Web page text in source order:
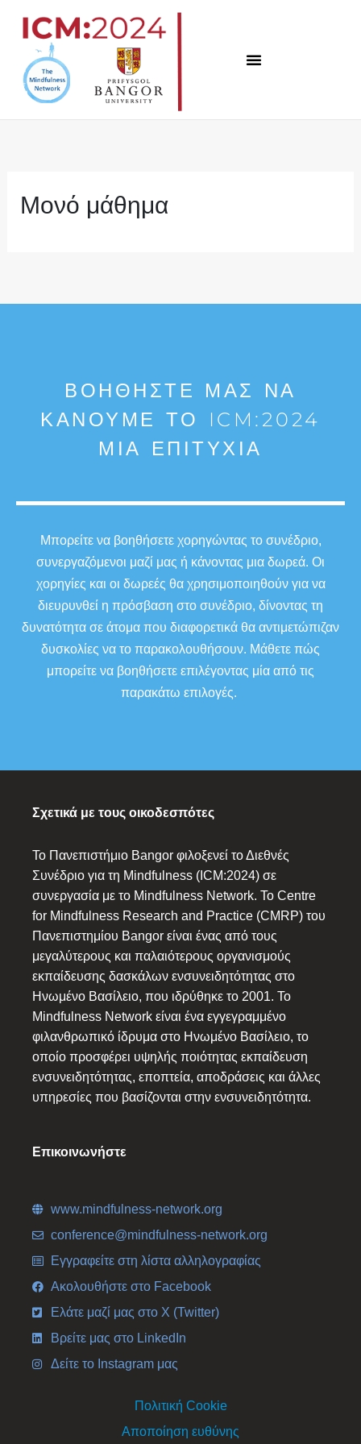
περιεχόμενο
Μονό μάθημα
ΒΟΗΘΉΣΤΕ ΜΑΣ ΝΑ
ΚΆΝΟΥΜΕ ΤΟ ICM:2024
ΜΙΑ ΕΠΙΤΥΧΊΑ
Μπορείτε να βοηθήσετε χορηγώντας το συνέδριο,
συνεργαζόμενοι μαζί μας ή κάνοντας μια δωρεά. Οι
χορηγίες και οι δωρεές θα χρησιμοποιηθούν για να
διευρυνθεί η πρόσβαση στο συνέδριο, δίνοντας τη
δυνατότητα σε άτομα που διαφορετικά θα αντιμετώπιζαν
δυσκολίες να το παρακολουθήσουν. Μάθετε πώς
μπορείτε να βοηθήσετε επιλέγοντας μία από τις
παρακάτω επιλογές.
Σχετικά με τους οικοδεσπότες
Το Πανεπιστήμιο Bangor φιλοξενεί το Διεθνές
Συνέδριο για τη Mindfulness (ICM:2024) σε
συνεργασία με το Mindfulness Network. Το Centre
for Mindfulness Research and Practice (CMRP) του
Πανεπιστημίου Bangor είναι ένας από τους
μεγαλύτερους και παλαιότερους οργανισμούς
εκπαίδευσης δασκάλων ενσυνειδητότητας στο
Ηνωμένο Βασίλειο, που ιδρύθηκε το 2001. Το
Mindfulness Network είναι ένα εγγεγραμμένο
φιλανθρωπικό ίδρυμα στο Ηνωμένο Βασίλειο, το
οποίο προσφέρει υψηλής ποιότητας εκπαίδευση
ενσυνειδητότητας, εποπτεία, αποδράσεις και άλλες
υπηρεσίες που βασίζονται στην ενσυνειδητότητα.
Επικοινωνήστε
www.mindfulness-network.org
conference@mindfulness-network.org
Εγγραφείτε στη λίστα αλληλογραφίας
Ακολουθήστε στο Facebook
Ελάτε μαζί μας στο X (Twitter)
Βρείτε μας στο LinkedIn
Δείτε το Instagram μας
Πολιτική Cookie
Αποποίηση ευθύνης